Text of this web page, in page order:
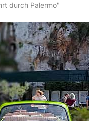
durch Palermo"